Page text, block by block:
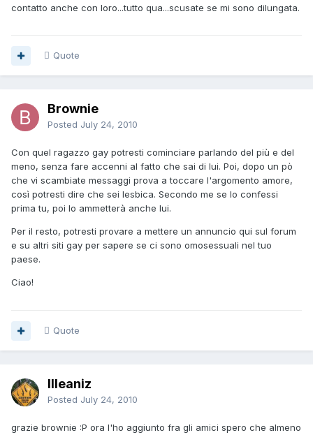
contatto anche con loro...tutto qua...scusate se mi sono dilungata.
Quote
Brownie
Posted July 24, 2010
Con quel ragazzo gay potresti cominciare parlando del più e del
meno, senza fare accenni al fatto che sai di lui. Poi, dopo un pò
che vi scambiate messaggi prova a toccare l'argomento amore,
così potresti dire che sei lesbica. Secondo me se lo confessi
prima tu, poi lo ammetterà anche lui.
Per il resto, potresti provare a mettere un annuncio qui sul forum
e su altri siti gay per sapere se ci sono omosessuali nel tuo
paese.
Ciao!
Quote
Illeaniz
Posted July 24, 2010
grazie brownie :P ora l'ho aggiunto fra gli amici spero che almeno